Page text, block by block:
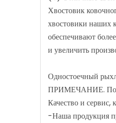
Хвостовик
хвостовики наших
обеспечивают
и увеличить
Одностоечный
ПРИМЕЧАНИЕ.
Качество и сервис,
-Наша продукция